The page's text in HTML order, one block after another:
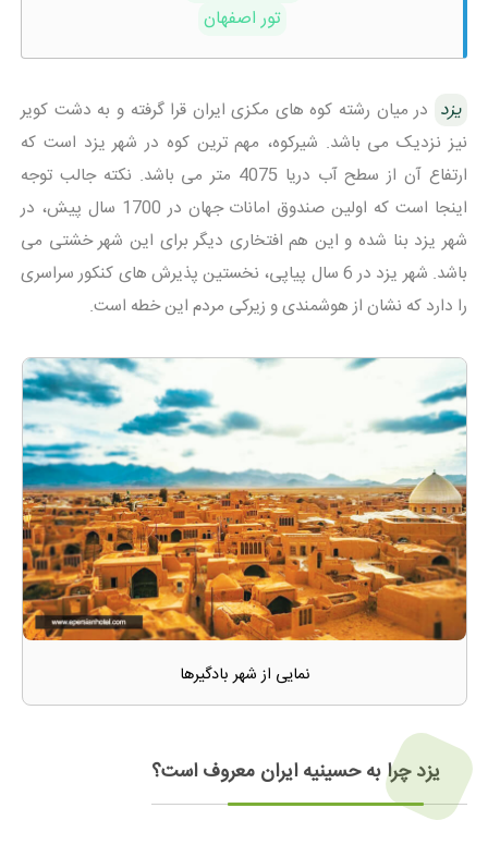
تور اصفهان
یزد در میان رشته کوه های مکزی ایران قرا گرفته و به دشت کویر
نیز نزدیک می باشد. شیرکوه، مهم ترین کوه در شهر یزد است که
ارتفاع آن از سطح آب دریا 4075 متر می باشد. نکته جالب توجه
اینجا است که اولین صندوق امانات جهان در 1700 سال پیش، در
شهر یزد بنا شده و این هم افتخاری دیگر برای این شهر خشتی می
باشد. شهر یزد در 6 سال پیاپی، نخستین پذیرش های کنکور سراسری
را دارد که نشان از هوشمندی و زیرکی مردم این خطه است.
نمایی از شهر بادگیرها
یزد چرا به حسینیه ایران معروف است؟